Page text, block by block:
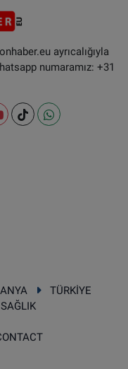
ayrıcalığıyla
numaramız: +31
TÜRKİYE
SAĞLIK